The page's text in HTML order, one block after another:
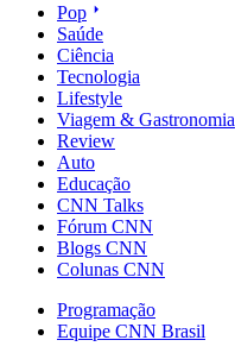
Pop
Saúde
Ciência
Tecnologia
Lifestyle
Viagem & Gastronomia
Review
Auto
Educação
CNN Talks
Fórum CNN
Blogs CNN
Colunas CNN
Programação
Equipe CNN Brasil